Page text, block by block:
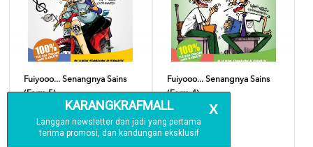
Fuiyooo... Senangnya Sains
(Form 5)
RM 28.00
Fuiyooo... Senangnya Sains
(Form 4)
RM 28.00